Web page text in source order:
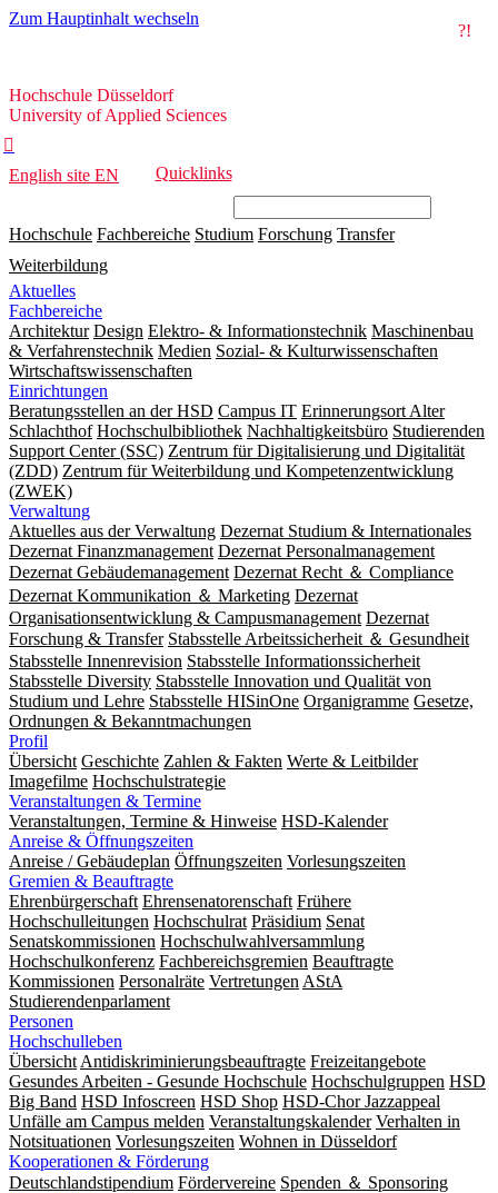
Zum Hauptinhalt wechseln
?!
Hochschule
Düsseldorf
Hochschule Düsseldorf
University of Applied Sciences

English site EN Quicklinks
Hochschule Fachbereiche Studium Forschung Transfer
Weiterbildung
Aktuelles
Fachbereiche
Architektur Design Elektro- & Informationstechnik Maschinenbau
& Verfahrenstechnik Medien Sozial- & Kulturwissenschaften
Wirtschaftswissenschaften
Einrichtungen
Beratungsstellen an der HSD Campus IT Erinnerungsort Alter
Schlachthof Hochschulbibliothek Nachhaltigkeitsbüro Studierenden
Support Center (SSC) Zentrum für Digitalisierung und Digitalität
(ZDD) Zentrum für Weiterbildung und Kompetenzentwicklung
(ZWEK)
Verwaltung
Aktuelles aus der Verwaltung Dezernat Studium & Internationales
Dezernat Finanzmanagement Dezernat Personalmanagement
Dezernat Gebäudemanagement Dezernat Recht ＆ Compliance
Dezernat Kommunikation ＆ Marketing Dezernat
Organisationsentwicklung & Campusmanagement Dezernat
Forschung & Transfer Stabsstelle Arbeitssicherheit ＆ Gesundheit
Stabsstelle Innenrevision Stabsstelle In­for­ma­ti­ons­sicher­heit
Stabsstelle Diversity Stabsstelle Innovation und Qualität von
Studium und Lehre Stabsstelle HISinOne Organigramme Gesetze,
Ordnungen & Bekanntmachungen
Profil
Übersicht Geschichte Zahlen & Fakten Werte & Leitbilder
Imagefilme Hochschulstrategie
Veranstaltungen & Termine
Veranstaltungen, Termine & Hinweise HSD-Kalender
Anreise & Öffnungszeiten
Anreise / Gebäudeplan Öffnungszeiten Vorlesungszeiten
Gremien & Beauftragte
Ehrenbürgerschaft Ehrensenatorenschaft Frühere
Hochschulleitungen Hochschulrat Präsidium Senat
Senatskommissionen Hochschulwahlversammlung
Hochschulkonferenz Fachbereichsgremien Beauftragte
Kommissionen Personalräte Vertretungen AStA
Studierendenparlament
Personen
Hochschulleben
Übersicht Antidiskriminierungsbeauftragte Freizeitangebote
Gesundes Arbeiten - Gesunde Hochschule Hochschulgruppen HSD
Big Band HSD Infoscreen HSD Shop HSD-Chor Jazzappeal
Unfälle am Campus melden Veranstaltungskalender Verhalten in
Notsituationen Vorlesungszeiten Wohnen in Düsseldorf
Kooperationen & Förderung
Deutschlandstipendium Fördervereine Spenden ＆ Sponsoring